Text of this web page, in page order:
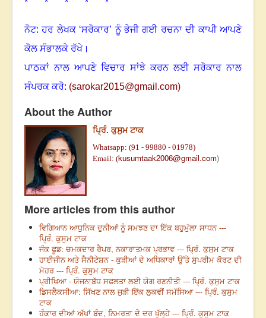
* * * * *
ਨੋਟ: ਹਰ ਲੇਖਕ ‘ਸਰੋਕਾਰ’ ਨੂੰ ਭੇਜੀ ਗਈ ਰਚਨਾ ਦੀ ਕਾਪੀ ਆਪਣੇ
ਕੋਲ ਸੰਭਾਲਕੇ ਰੱਖੇ।
ਪਾਠਕਾਂ ਨਾਲ ਆਪਣੇ ਵਿਚਾਰ ਸਾਂਝੇ ਕਰਨ ਲਈ ਸਰੋਕਾਰ ਨਾਲ
ਸੰਪਰਕ ਕਰੋ: (sarokar2015@gmail.com)
About the Author
ਪ੍ਰਿੰ. ਕੁਸੁਮ ਟਾਕ
Whatsapp: (91 - 99880 - 01978)
Email: (kusumtaak2006@gmail.com)
More articles from this author
ਵਿਗਿਆਨ ਆਧੁਨਿਕ ਦੁਨੀਆਂ ਨੂੰ ਸਮਝਣ ਦਾ ਇੱਕ ਬਹੁਮੁੱਲਾ ਸਾਧਨ ---
ਪ੍ਰਿੰ. ਕੁਸੁਮ ਟਾਕ
ਜੰਕ ਫੂਡ: ਚਮਕਦਾਰ ਰੈਪਰ, ਨਕਾਰਾਤਮਕ ਪ੍ਰਭਾਵ --- ਪ੍ਰਿੰ. ਕੁਸੁਮ ਟਾਕ
ਹਾਈਜੀਨ ਅਤੇ ਸੈਨੀਟੇਸ਼ਨ - ਕੁੜੀਆਂ ਦੇ ਅਧਿਕਾਰਾਂ ਉੱਤੇ ਸੁਪਰੀਮ ਕੋਰਟ ਦੀ
ਮੋਹਰ --- ਪ੍ਰਿੰ. ਕੁਸੁਮ ਟਾਕ
ਪ੍ਰੀਖਿਆ - ਯੋਜਨਾਬੱਧ ਸਫਲਤਾ ਲਈ ਯੋਗ ਰਣਨੀਤੀ --- ਪ੍ਰਿੰ. ਕੁਸੁਮ ਟਾਕ
ਡਿਸਲੈਕਸੀਆ: ਸਿੱਖਣ ਨਾਲ ਜੁੜੀ ਇੱਕ ਲੁਕਵੀਂ ਸਮੱਸਿਆ --- ਪ੍ਰਿੰ. ਕੁਸੁਮ
ਟਾਕ
ਹੰਕਾਰ ਦੀਆਂ ਅੱਖਾਂ ਬੰਦ, ਨਿਮਰਤਾ ਦੇ ਦਰ ਖੁੱਲ੍ਹੇ --- ਪ੍ਰਿੰ. ਕੁਸੁਮ ਟਾਕ